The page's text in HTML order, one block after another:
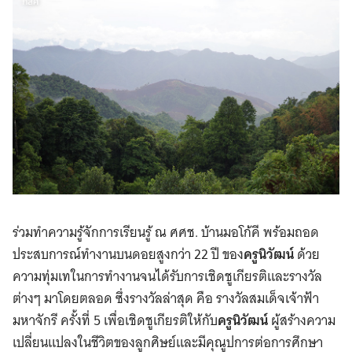
ร่วมทำความรู้จักการเรียนรู้ ณ ศศช. บ้านมอโก้คี พร้อมถอด
ประสบการณ์ทำงานบนดอยสูงกว่า 22 ปี ของครูนิวัฒน์ด้วย
ความทุ่มเทในการทำงานจนได้รับการเชิดชูเกียรติและรางวัล
ต่างๆ มาโดยตลอด ซึ่งรางวัลล่าสุด คือ รางวัลสมเด็จเจ้าฟ้า
มหาจักรี ครั้งที่ 5 เพื่อเชิดชูเกียรติให้กับครูนิวัฒน์ผู้สร้างความ
เปลี่ยนแปลงในชีวิตของลูกศิษย์และมีคุณูปการต่อการศึกษา